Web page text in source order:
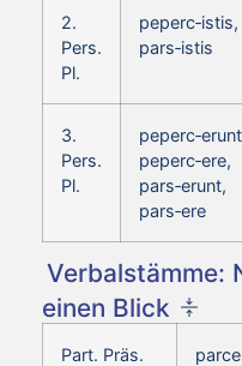
2.
Pers.
Pl.
peperc‑istis,
pars‑istis
3.
Pers.
Pl.
peperc‑ere,
pars‑erunt,
pars‑ere
Verbalstämme:
einen Blick
Part. Präs.